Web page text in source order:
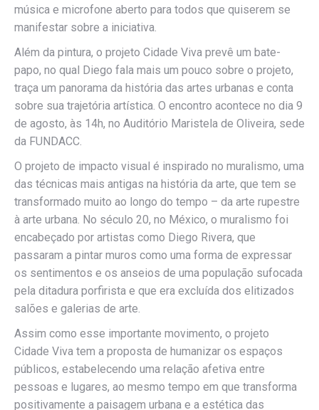
música e microfone aberto para todos que quiserem se
manifestar sobre a iniciativa.
Além da pintura, o projeto Cidade Viva prevê um bate-
papo, no qual Diego fala mais um pouco sobre o projeto,
traça um panorama da história das artes urbanas e conta
sobre sua trajetória artística. O encontro acontece no dia 9
de agosto, às 14h, no Auditório Maristela de Oliveira, sede
da FUNDACC.
O projeto de impacto visual é inspirado no muralismo, uma
das técnicas mais antigas na história da arte, que tem se
transformado muito ao longo do tempo – da arte rupestre
à arte urbana. No século 20, no México, o muralismo foi
encabeçado por artistas como Diego Rivera, que
passaram a pintar muros como uma forma de expressar
os sentimentos e os anseios de uma população sufocada
pela ditadura porfirista e que era excluída dos elitizados
salões e galerias de arte.
Assim como esse importante movimento, o projeto
Cidade Viva tem a proposta de humanizar os espaços
públicos, estabelecendo uma relação afetiva entre
pessoas e lugares, ao mesmo tempo em que transforma
positivamente a paisagem urbana e a estética das